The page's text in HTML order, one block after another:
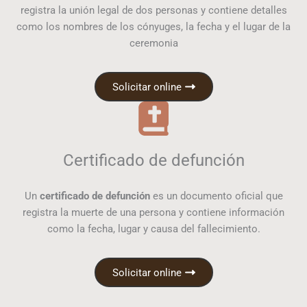
registra la unión legal de dos personas y contiene detalles
como los nombres de los cónyuges, la fecha y el lugar de la
ceremonia
Solicitar online
Certificado de defunción
Un certificado de defunciónes un documento oficial que
registra la muerte de una persona y contiene información
como la fecha, lugar y causa del fallecimiento.
Solicitar online